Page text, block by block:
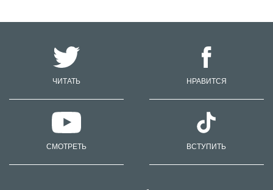
ЧИТАТЬ НРАВИТСЯ
СМОТРЕТЬ ВСТУПИТЬ